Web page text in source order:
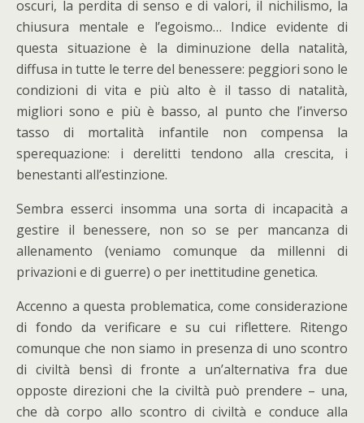
oscuri, la perdita di senso e di valori, il nichilismo, la
chiusura mentale e l’egoismo… Indice evidente di
questa situazione è la diminuzione della natalità,
diffusa in tutte le terre del benessere: peggiori sono le
condizioni di vita e più alto è il tasso di natalità,
migliori sono e più è basso, al punto che l’inverso
tasso di mortalità infantile non compensa la
sperequazione: i derelitti tendono alla crescita, i
benestanti all’estinzione.
Sembra esserci insomma una sorta di incapacità a
gestire il benessere, non so se per mancanza di
allenamento (veniamo comunque da millenni di
privazioni e di guerre) o per inettitudine genetica.
Accenno a questa problematica, come considerazione
di fondo da verificare e su cui riflettere. Ritengo
comunque che non siamo in presenza di uno scontro
di civiltà bensì di fronte a un’alternativa fra due
opposte direzioni che la civiltà può prendere – una,
che dà corpo allo scontro di civiltà e conduce alla